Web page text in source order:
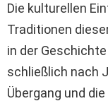
Die kulturellen
Traditionen
in der
schließlich nach
Übergang und